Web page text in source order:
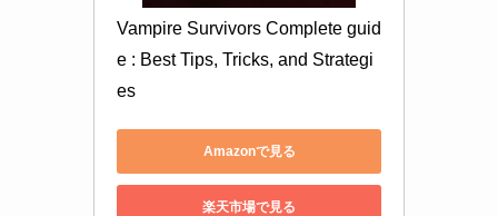
Vampire Survivors Complete guid
e : Best Tips, Tricks, and Strategi
es
Amazonで見る
楽天市場で見る